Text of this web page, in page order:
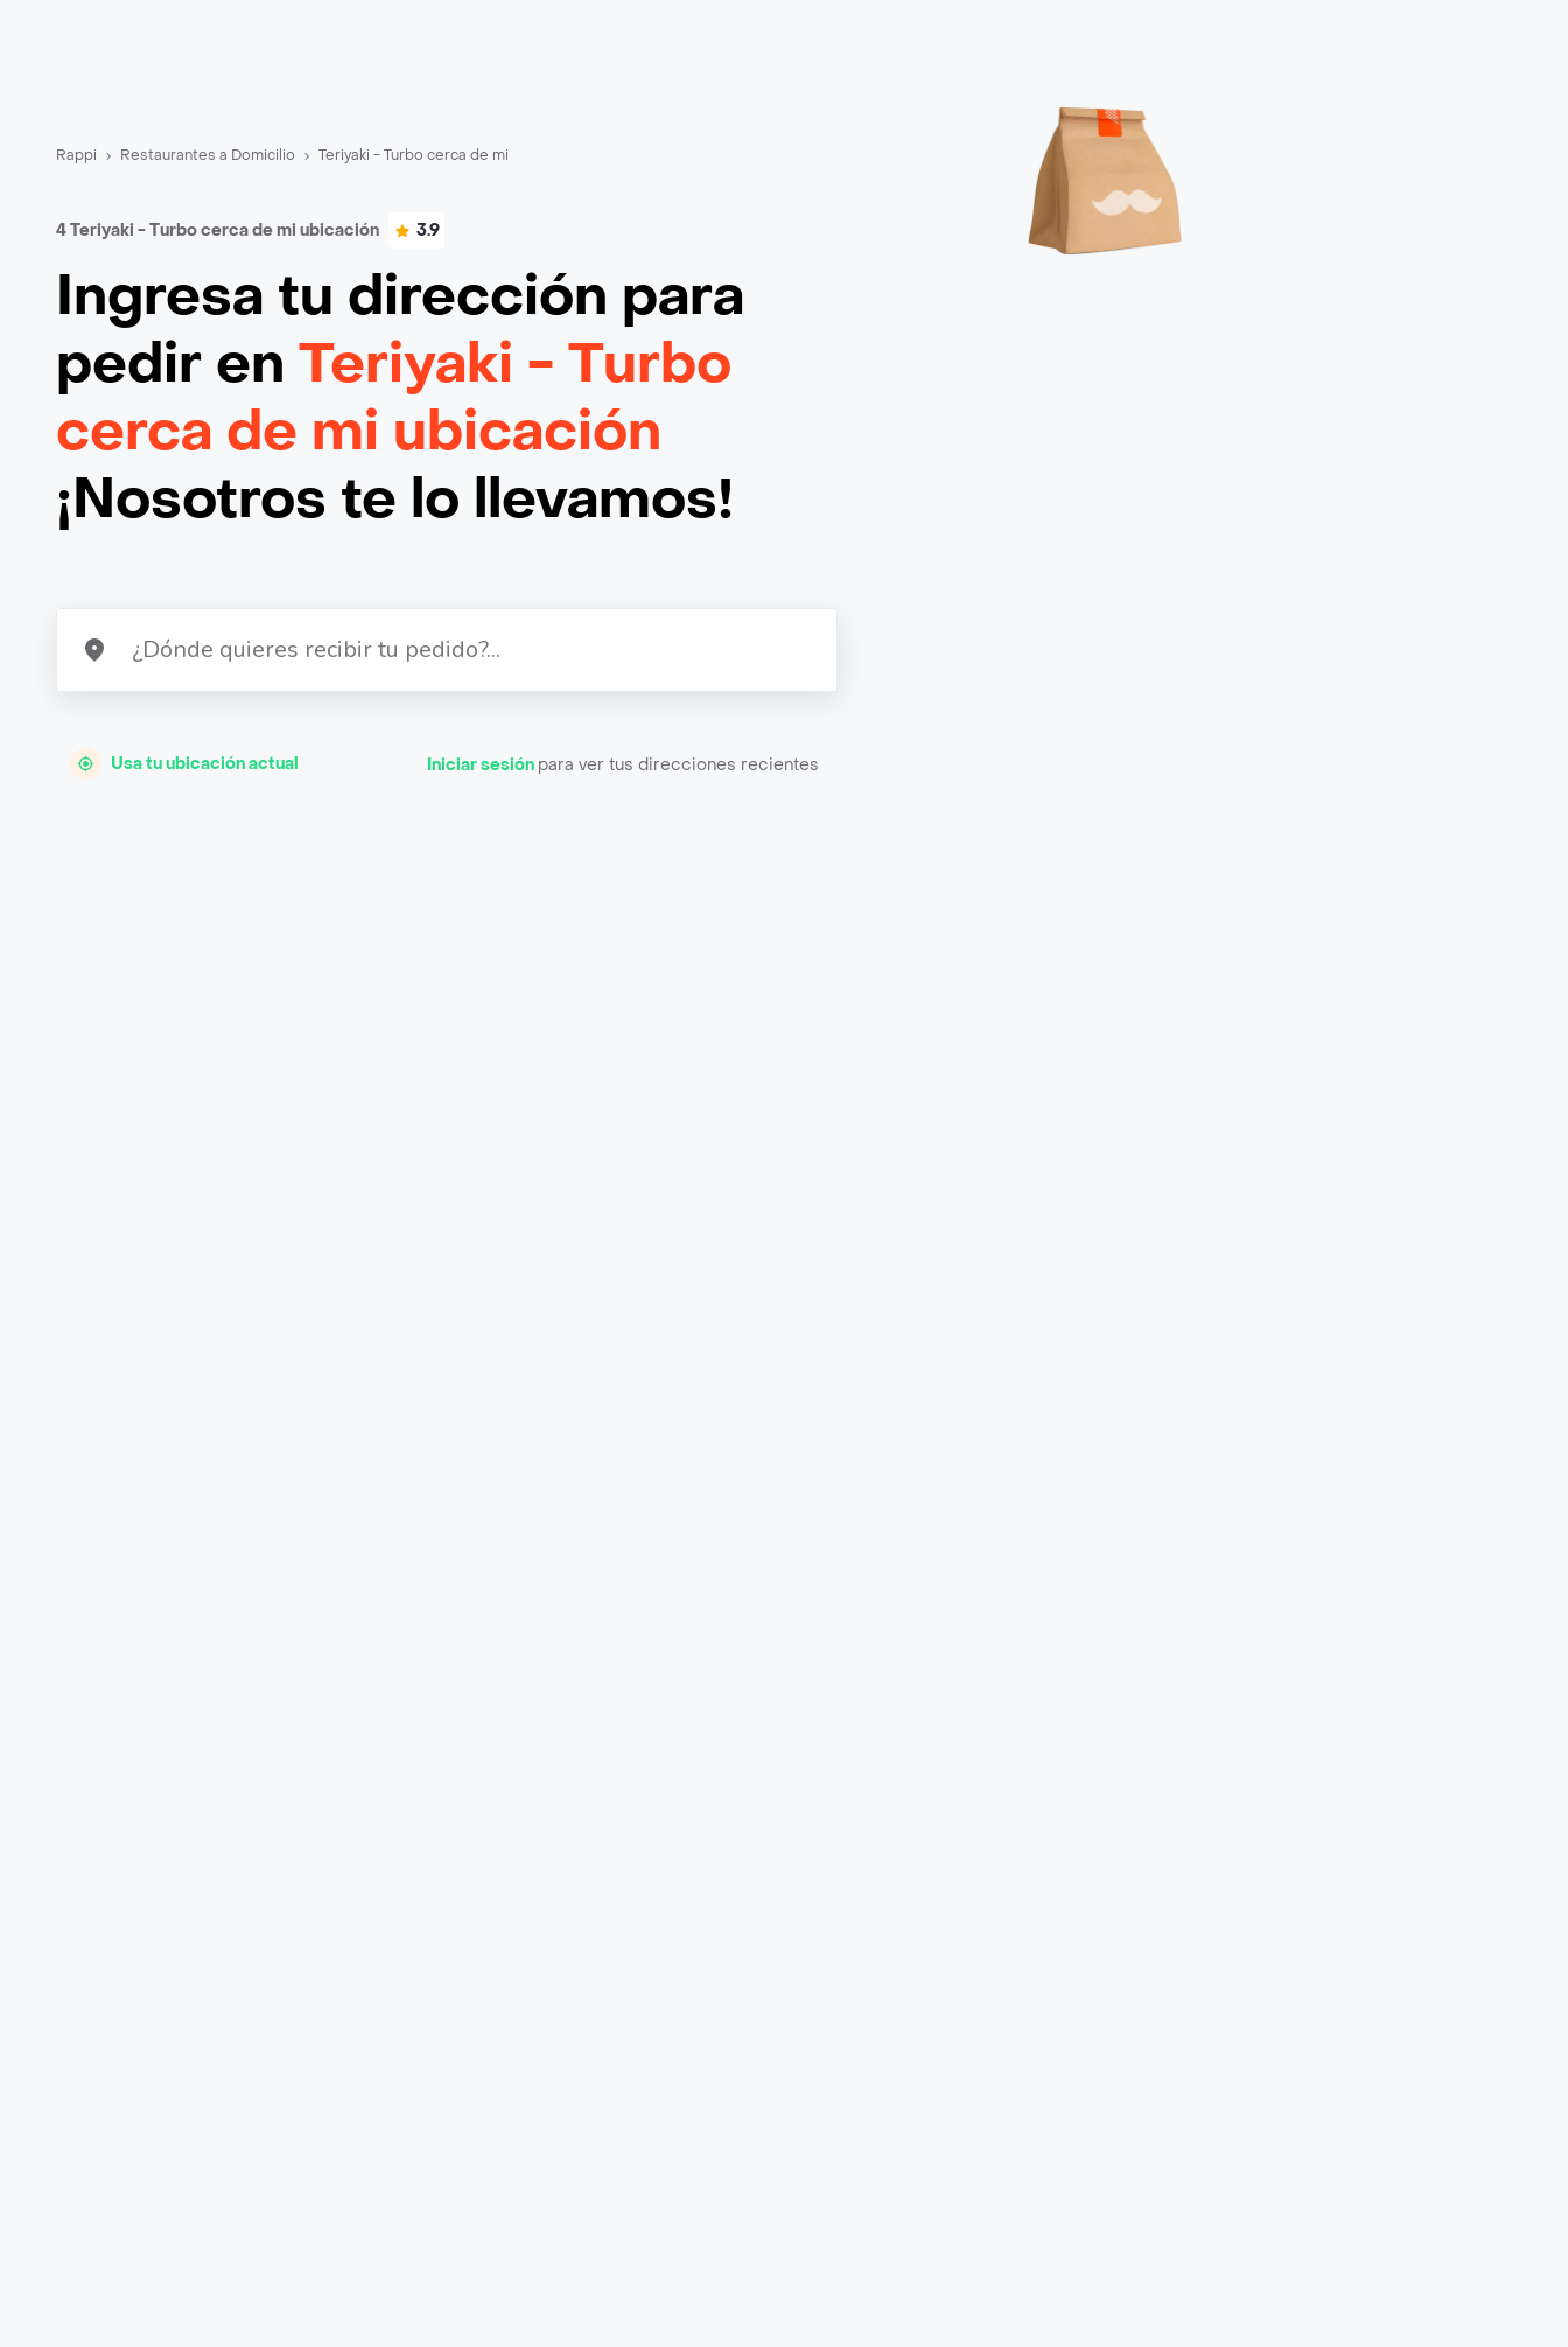
Rappi Restaurantes a Domicilio Teriyaki - Turbo cerca de mi
4 Teriyaki - Turbo cerca de mi ubicación 3.9
Ingresa tu dirección para
pedir en Teriyaki - Turbo
cerca de mi ubicación
¡Nosotros te lo llevamos!
Usa tu ubicación actual Iniciar sesión para ver tus direcciones recientes